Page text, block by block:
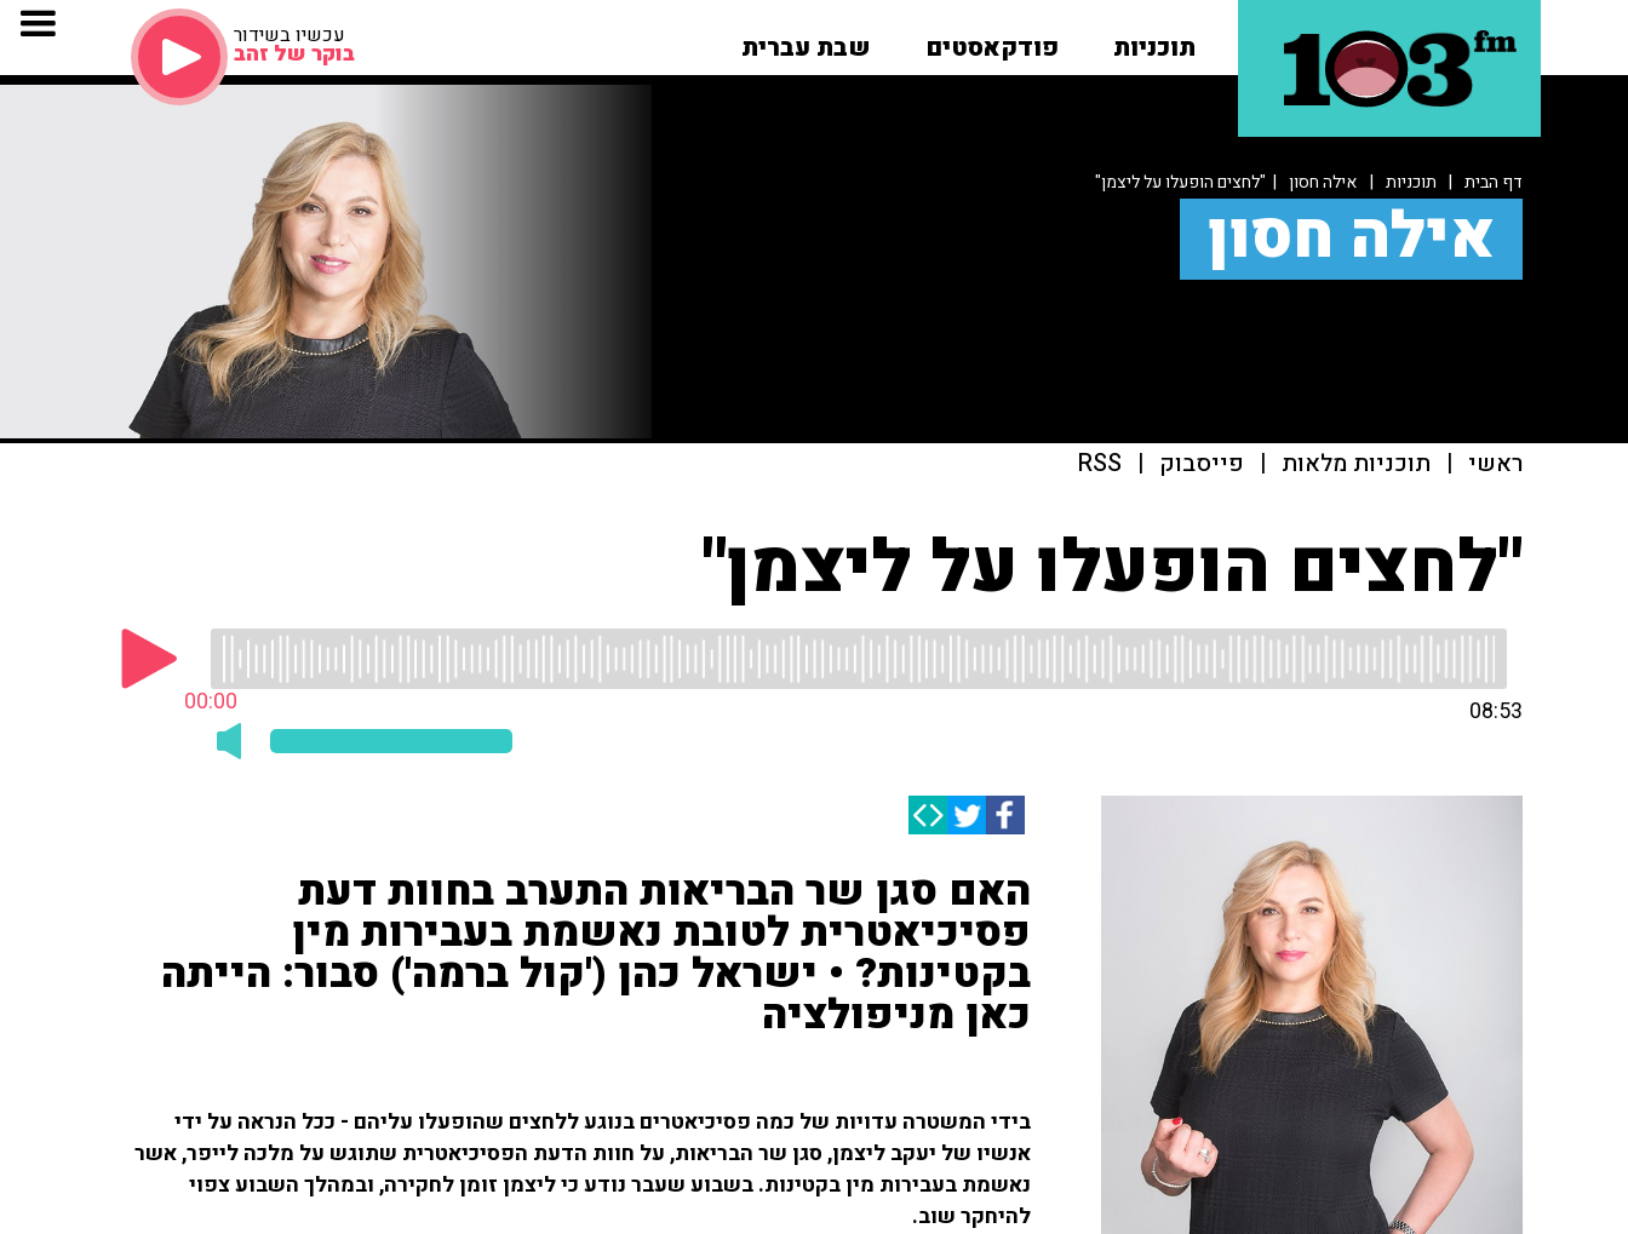
תוכניות פודקאסטים שבת עברית עכשיו בשידור
בוקר של זהב
דף הבית | תוכניות | אילה חסון | "לחצים הופעלו על ליצמן"
אילה חסון
ראשי | תוכניות מלאות | פייסבוק |
RSS
"לחצים הופעלו על ליצמן"
00:00 08:53
האם סגן שר הבריאות התערב בחוות דעת
פסיכיאטרית לטובת נאשמת בעבירות מין
בקטינות? • ישראל כהן ('קול ברמה') סבור: הייתה
כאן מניפולציה
בידי המשטרה עדויות של כמה פסיכיאטרים בנוגע ללחצים שהופעלו עליהם - ככל הנראה על ידי
אנשיו של יעקב ליצמן, סגן שר הבריאות, על חוות הדעת הפסיכיאטרית שתוגש על מלכה לייפר, אשר
נאשמת בעבירות מין בקטינות. בשבוע שעבר נודע כי ליצמן זומן לחקירה, ובמהלך השבוע צפוי
להיחקר שוב.